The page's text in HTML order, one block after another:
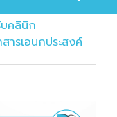
คลินิก
ารเอนกประสงค์